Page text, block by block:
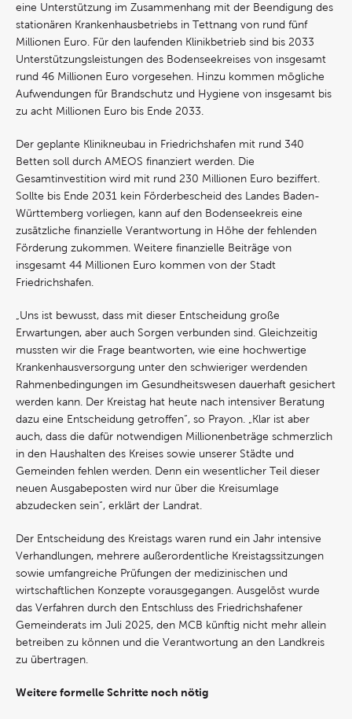
eine Unterstützung im Zusammenhang mit der Beendigung des
stationären Krankenhausbetriebs in Tettnang von rund fünf
Millionen Euro. Für den laufenden Klinikbetrieb sind bis 2033
Unterstützungsleistungen des Bodenseekreises von insgesamt
rund 46 Millionen Euro vorgesehen. Hinzu kommen mögliche
Aufwendungen für Brandschutz und Hygiene von insgesamt bis
zu acht Millionen Euro bis Ende 2033.
Der geplante Klinikneubau in Friedrichshafen mit rund 340
Betten soll durch AMEOS finanziert werden. Die
Gesamtinvestition wird mit rund 230 Millionen Euro beziffert.
Sollte bis Ende 2031 kein Förderbescheid des Landes Baden-
Württemberg vorliegen, kann auf den Bodenseekreis eine
zusätzliche finanzielle Verantwortung in Höhe der fehlenden
Förderung zukommen. Weitere finanzielle Beiträge von
insgesamt 44 Millionen Euro kommen von der Stadt
Friedrichshafen.
„Uns ist bewusst, dass mit dieser Entscheidung große
Erwartungen, aber auch Sorgen verbunden sind. Gleichzeitig
mussten wir die Frage beantworten, wie eine hochwertige
Krankenhausversorgung unter den schwieriger werdenden
Rahmenbedingungen im Gesundheitswesen dauerhaft gesichert
werden kann. Der Kreistag hat heute nach intensiver Beratung
dazu eine Entscheidung getroffen“, so Prayon. „Klar ist aber
auch, dass die dafür notwendigen Millionenbeträge schmerzlich
in den Haushalten des Kreises sowie unserer Städte und
Gemeinden fehlen werden. Denn ein wesentlicher Teil dieser
neuen Ausgabeposten wird nur über die Kreisumlage
abzudecken sein“, erklärt der Landrat.
Der Entscheidung des Kreistags waren rund ein Jahr intensive
Verhandlungen, mehrere außerordentliche Kreistagssitzungen
sowie umfangreiche Prüfungen der medizinischen und
wirtschaftlichen Konzepte vorausgegangen. Ausgelöst wurde
das Verfahren durch den Entschluss des Friedrichshafener
Gemeinderats im Juli 2025, den MCB künftig nicht mehr allein
betreiben zu können und die Verantwortung an den Landkreis
zu übertragen.
Weitere formelle Schritte noch nötig